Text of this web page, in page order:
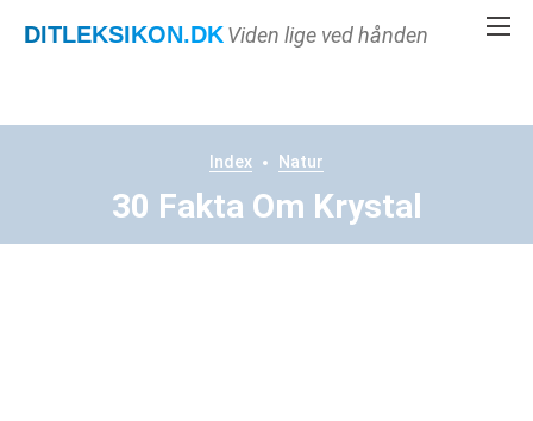
DITLEKSIKON.DKViden lige ved hånden
Index Natur
30 Fakta Om Krystal